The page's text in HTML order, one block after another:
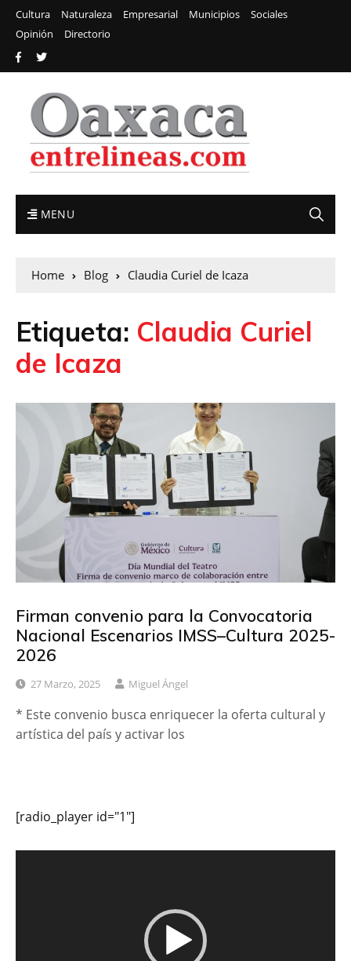
Cultura Naturaleza Empresarial Municipios
Sociales
Opinión
Directorio
MENU
Home Blog Claudia Curiel de Icaza
Etiqueta: Claudia Curiel
de Icaza
Firman convenio para la Convocatoria
Nacional Escenarios IMSS–Cultura 2025-
2026
27 Marzo, 2025 Miguel Ángel
* Este convenio busca enriquecer la oferta cultural y
artística del país y activar los
[radio_player id="1"]